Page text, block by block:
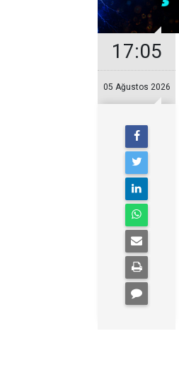
17:05
05 Ağustos 2026